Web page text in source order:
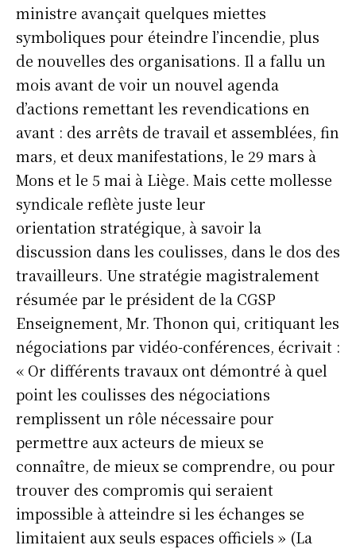
ministre avançait quelques miettes
symboliques pour éteindre l’incendie, plus
de nouvelles des organisations. Il a fallu un
mois avant de voir un nouvel agenda
d’actions remettant les revendications en
avant : des arrêts de travail et assemblées, fin
mars, et deux manifestations, le 29 mars à
Mons et le 5 mai à Liège. Mais cette mollesse
syndicale reflète juste leur
orientation stratégique, à savoir la
discussion dans les coulisses, dans le dos des
travailleurs. Une stratégie magistralement
résumée par le président de la CGSP
Enseignement, Mr. Thonon qui, critiquant les
négociations par vidéo-conférences, écrivait :
« Or différents travaux ont démontré à quel
point les coulisses des négociations
remplissent un rôle nécessaire pour
permettre aux acteurs de mieux se
connaître, de mieux se comprendre, ou pour
trouver des compromis qui seraient
impossible à atteindre si les échanges se
limitaient aux seuls espaces officiels » (La